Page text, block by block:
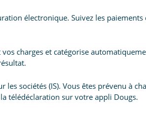
électronique. Suivez les paiements
charges et catégorise
sociétés (IS). Vous êtes prévenu à
télédéclaration sur votre appli Dougs.